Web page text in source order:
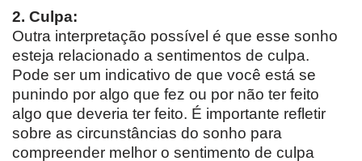
2. Culpa:
Outra interpretação possível é que esse sonho
esteja relacionado a sentimentos de culpa.
Pode ser um indicativo de que você está se
punindo por algo que fez ou por não ter feito
algo que deveria ter feito. É importante refletir
sobre as circunstâncias do sonho para
compreender melhor o sentimento de culpa